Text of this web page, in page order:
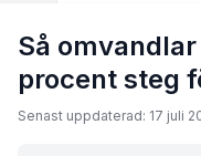
Så
procent steg
Senast uppdaterad: 17 juli